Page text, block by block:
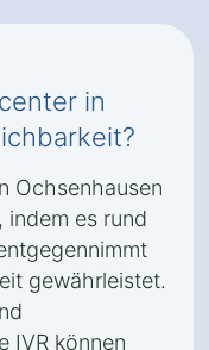
in
Ochsenhausen
es rund
gewährleistet.
IVR können